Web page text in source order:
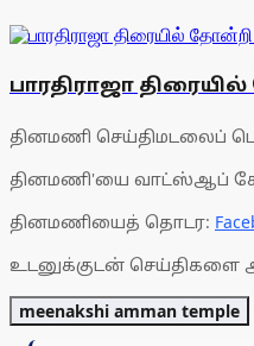
பாரதிராஜா
தினமணி செய்திமடலைப்
தினமணி'யை வாட்ஸ்ஆப்
தினமணியைத் தொடர:
உடனுக்குடன் செய்திகளை
meenakshi amman temple